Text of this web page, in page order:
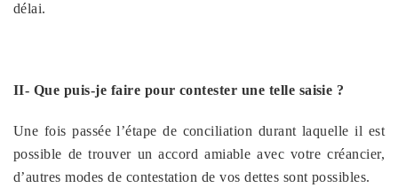
délai.
II- Que puis-je faire pour contester une telle saisie ?
Une fois passée l’étape de conciliation durant laquelle il est
possible de trouver un accord amiable avec votre créancier,
d’autres modes de contestation de vos dettes sont possibles.